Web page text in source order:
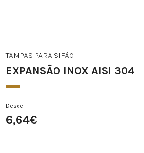
TAMPAS PARA SIFÃO
EXPANSÃO INOX AISI 304
Desde
6,64€